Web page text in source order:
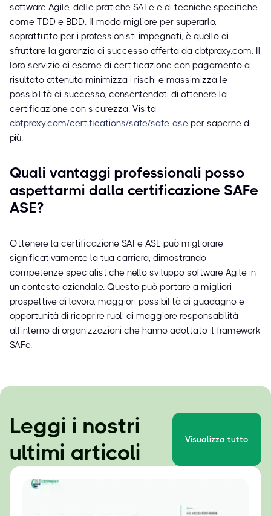
software Agile, delle pratiche SAFe e di tecniche specifiche
come TDD e BDD. Il modo migliore per superarlo,
soprattutto per i professionisti impegnati, è quello di
sfruttare la garanzia di successo offerta da cbtproxy.com. Il
loro servizio di esame di certificazione con pagamento a
risultato ottenuto minimizza i rischi e massimizza le
possibilità di successo, consentendoti di ottenere la
certificazione con sicurezza. Visita
cbtproxy.com/certifications/safe/safe-ase per saperne di
più.
Quali vantaggi professionali posso
aspettarmi dalla certificazione SAFe
ASE?
Ottenere la certificazione SAFe ASE può migliorare
significativamente la tua carriera, dimostrando
competenze specialistiche nello sviluppo software Agile in
un contesto aziendale. Questo può portare a migliori
prospettive di lavoro, maggiori possibilità di guadagno e
opportunità di ricoprire ruoli di maggiore responsabilità
all'interno di organizzazioni che hanno adottato il framework
SAFe.
Leggi i nostri
ultimi articoli
Visualizza tutto